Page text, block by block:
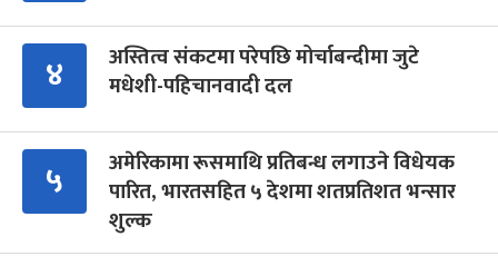
४
अस्तित्व संकटमा परेपछि मोर्चाबन्दीमा जुटे
मधेशी-पहिचानवादी दल
५
अमेरिकामा रूसमाथि प्रतिबन्ध लगाउने विधेयक
पारित, भारतसहित ५ देशमा शतप्रतिशत भन्सार
शुल्क